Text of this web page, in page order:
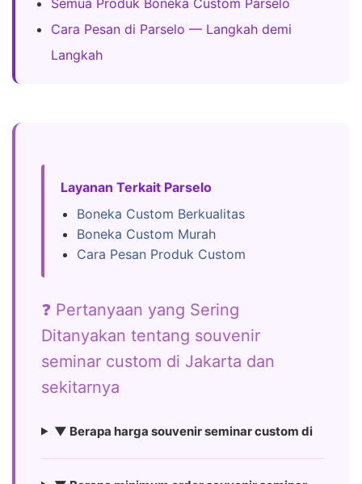
Cara Pesan di Parselo — Langkah demi
Langkah
Layanan Terkait Parselo
Boneka Custom Berkualitas
Boneka Custom Murah
Cara Pesan Produk Custom
❓ Pertanyaan yang Sering
Ditanyakan tentang souvenir
seminar custom di Jakarta dan
sekitarnya
▼ Berapa harga souvenir seminar custom di